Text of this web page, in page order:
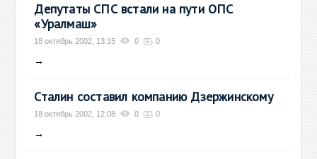
Депутаты СПС встали на пути ОПС
«Уралмаш»
18 октябрь 2002, 13:15 0 0
→
Сталин составил компанию Дзержинскому
18 октябрь 2002, 12:08 0 0
→